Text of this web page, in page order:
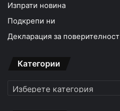
Изпрати новина
Подкрепи ни
Декларация за поверителност
Категории
Категории